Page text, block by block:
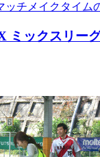
チメイクタイム
ミックスリーグ